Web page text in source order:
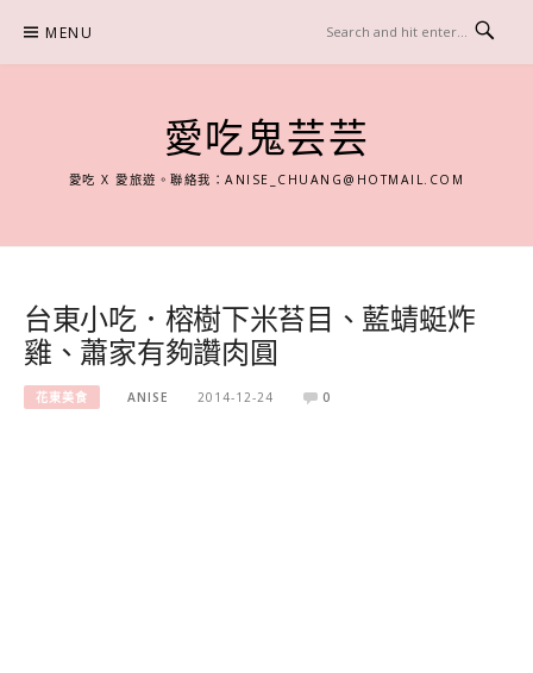
content
MENU
愛吃鬼芸芸
愛吃 X 愛旅遊。聯絡我：ANISE_CHUANG@HOTMAIL.COM
台東小吃．榕樹下米苔目、藍蜻蜓炸
雞、蕭家有夠讚肉圓
花東美食 ANISE 2014-12-24 0